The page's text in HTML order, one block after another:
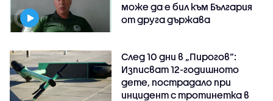
може да е бил към България
от друга държава
След 10 дни в „Пирогов“:
Изписват 12-годишното
дете, пострадало при
инцидент с тротинетка в